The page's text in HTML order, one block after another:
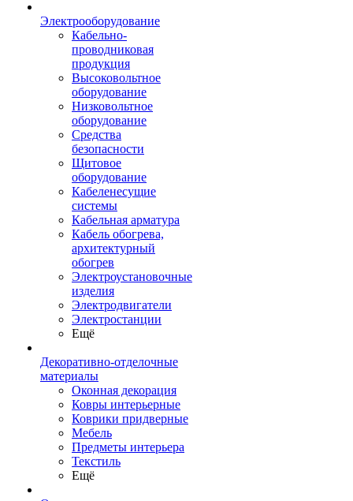
Электрооборудование
Кабельно-
проводниковая
продукция
Высоковольтное
оборудование
Низковольтное
оборудование
Средства
безопасности
Щитовое
оборудование
Кабеленесущие
системы
Кабельная арматура
Кабель обогрева,
архитектурный
обогрев
Электроустановочные
изделия
Электродвигатели
Электростанции
Ещё
Декоративно-отделочные
материалы
Оконная декорация
Ковры интерьерные
Коврики придверные
Мебель
Предметы интерьера
Текстиль
Ещё